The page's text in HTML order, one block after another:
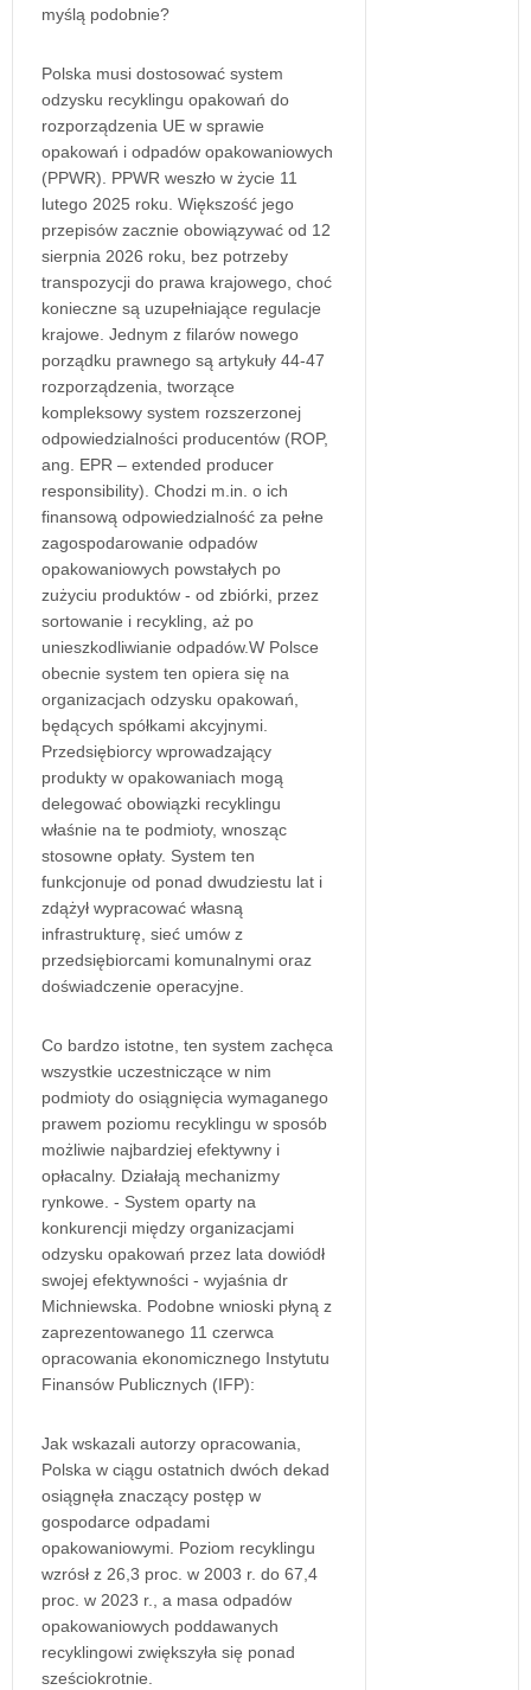
myślą podobnie?
Polska musi dostosować system
odzysku recyklingu opakowań do
rozporządzenia UE w sprawie
opakowań i odpadów opakowaniowych
(PPWR). PPWR weszło w życie 11
lutego 2025 roku. Większość jego
przepisów zacznie obowiązywać od 12
sierpnia 2026 roku, bez potrzeby
transpozycji do prawa krajowego, choć
konieczne są uzupełniające regulacje
krajowe. Jednym z filarów nowego
porządku prawnego są artykuły 44-47
rozporządzenia, tworzące
kompleksowy system rozszerzonej
odpowiedzialności producentów (ROP,
ang. EPR – extended producer
responsibility). Chodzi m.in. o ich
finansową odpowiedzialność za pełne
zagospodarowanie odpadów
opakowaniowych powstałych po
zużyciu produktów - od zbiórki, przez
sortowanie i recykling, aż po
unieszkodliwianie odpadów.W Polsce
obecnie system ten opiera się na
organizacjach odzysku opakowań,
będących spółkami akcyjnymi.
Przedsiębiorcy wprowadzający
produkty w opakowaniach mogą
delegować obowiązki recyklingu
właśnie na te podmioty, wnosząc
stosowne opłaty. System ten
funkcjonuje od ponad dwudziestu lat i
zdążył wypracować własną
infrastrukturę, sieć umów z
przedsiębiorcami komunalnymi oraz
doświadczenie operacyjne.
Co bardzo istotne, ten system zachęca
wszystkie uczestniczące w nim
podmioty do osiągnięcia wymaganego
prawem poziomu recyklingu w sposób
możliwie najbardziej efektywny i
opłacalny. Działają mechanizmy
rynkowe. - System oparty na
konkurencji między organizacjami
odzysku opakowań przez lata dowiódł
swojej efektywności - wyjaśnia dr
Michniewska. Podobne wnioski płyną z
zaprezentowanego 11 czerwca
opracowania ekonomicznego Instytutu
Finansów Publicznych (IFP):
Jak wskazali autorzy opracowania,
Polska w ciągu ostatnich dwóch dekad
osiągnęła znaczący postęp w
gospodarce odpadami
opakowaniowymi. Poziom recyklingu
wzrósł z 26,3 proc. w 2003 r. do 67,4
proc. w 2023 r., a masa odpadów
opakowaniowych poddawanych
recyklingowi zwiększyła się ponad
sześciokrotnie.